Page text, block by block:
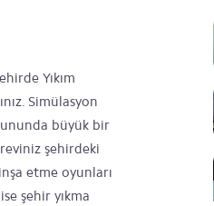
Yıkım
Simülasyon
büyük bir
şehirdeki
etme oyunları
şehir yıkma